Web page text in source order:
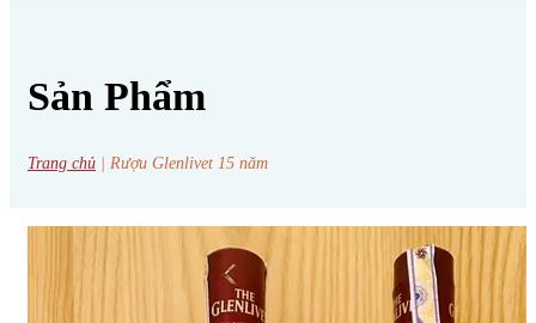
Sản Phẩm
Trang chủ Rượu Glenlivet 15 năm